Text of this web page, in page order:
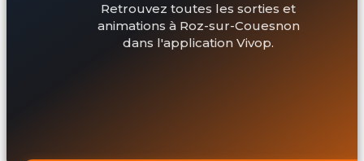
Retrouvez toutes les sorties et
animations à Roz-sur-Couesnon
dans l'application Vivop.